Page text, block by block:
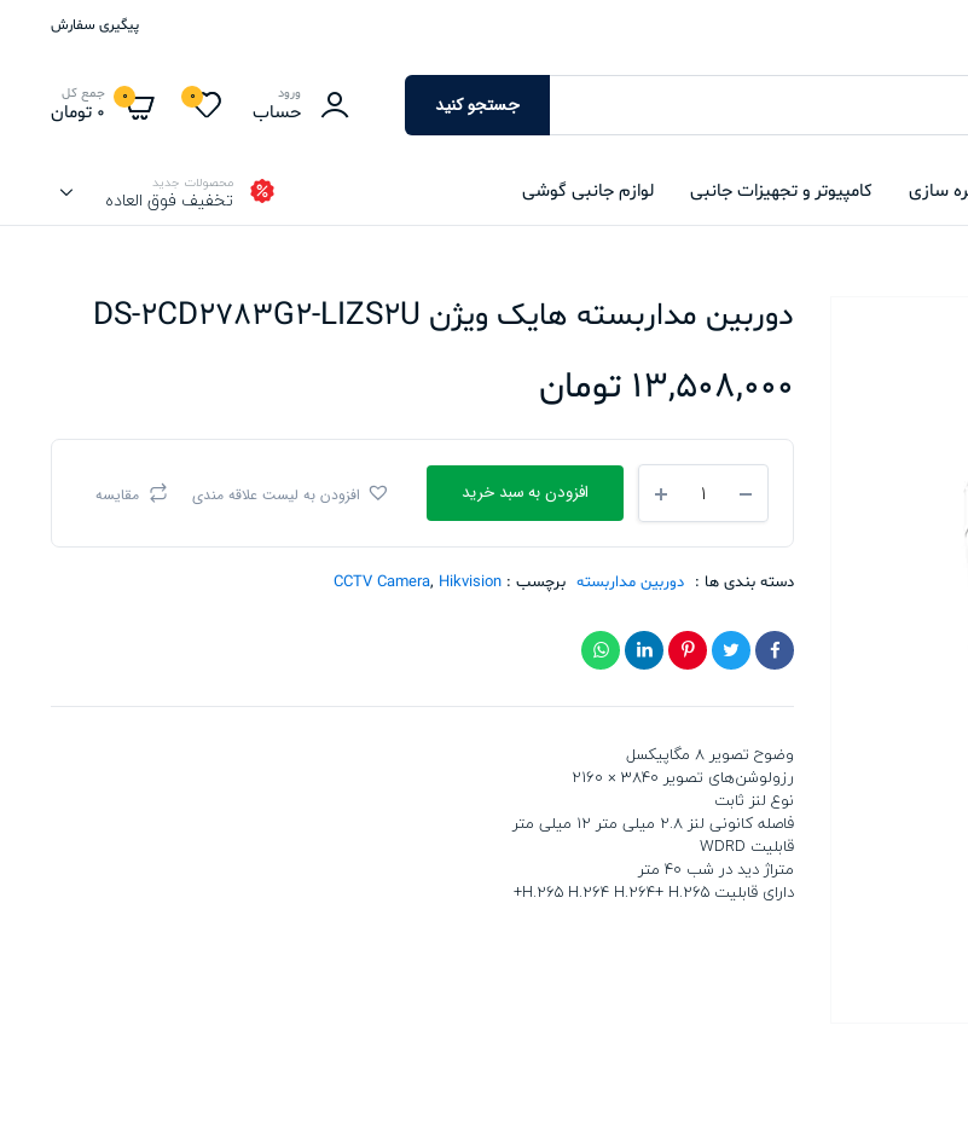
پیگیری سفارش
جستجو کنید ورود
حساب
0
0 جمع کل
0 تومان
سازی کامپیوتر و تجهیزات جانبی لوازم جانبی گوشی محصولات جدید
تخفیف فوق العاده
دوربین مداربسته هایک ویژن DS-2CD2783G2-LIZS2U
13,508,000 تومان
مداربسته
هایک
ویژن
2CD2783G2-
تعداد
افزودن به سبد خرید افزودن به لیست علاقه مندی مقایسه
دسته بندی ها : دوربین مداربسته برچسب : CCTV Camera, Hikvision
وضوح تصویر 8 مگاپیکسل
رزولوشن‌های تصویر 3840 × 2160
نوع لنز ثابت
فاصله کانونی لنز 2.8 میلی متر 12 میلی متر
قابلیت WDRD
متراژ دید در شب 40 متر
دارای قابلیت H.265 H.264 H.264+ H.265+